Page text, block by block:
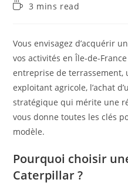
3 mins read
Vous envisagez d’acquérir
vos activités en Île-de-
entreprise de terrassement,
exploitant agricole, l’achat
stratégique qui mérite une
vous donne toutes les clés
modèle.
Pourquoi choisir
Caterpillar ?